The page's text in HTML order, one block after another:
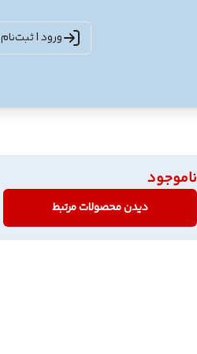
ورود | ثبت‌نام
ناموجود
دیدن محصولات مرتبط